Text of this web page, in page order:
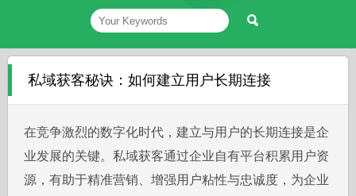
私域获客秘诀：如何建立用户长期连接
在竞争激烈的数字化时代，建立与用户的长期连接是企
业发展的关键。私域获客通过企业自有平台积累用户资
源，有助于精准营销、增强用户粘性与忠诚度，为企业